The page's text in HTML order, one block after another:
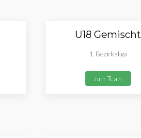
U18 Gemischt
1. Bezirksliga
zum Team